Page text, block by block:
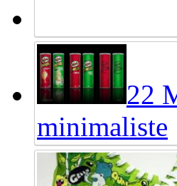
22
minimaliste